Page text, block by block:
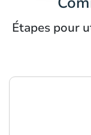
Étapes pour